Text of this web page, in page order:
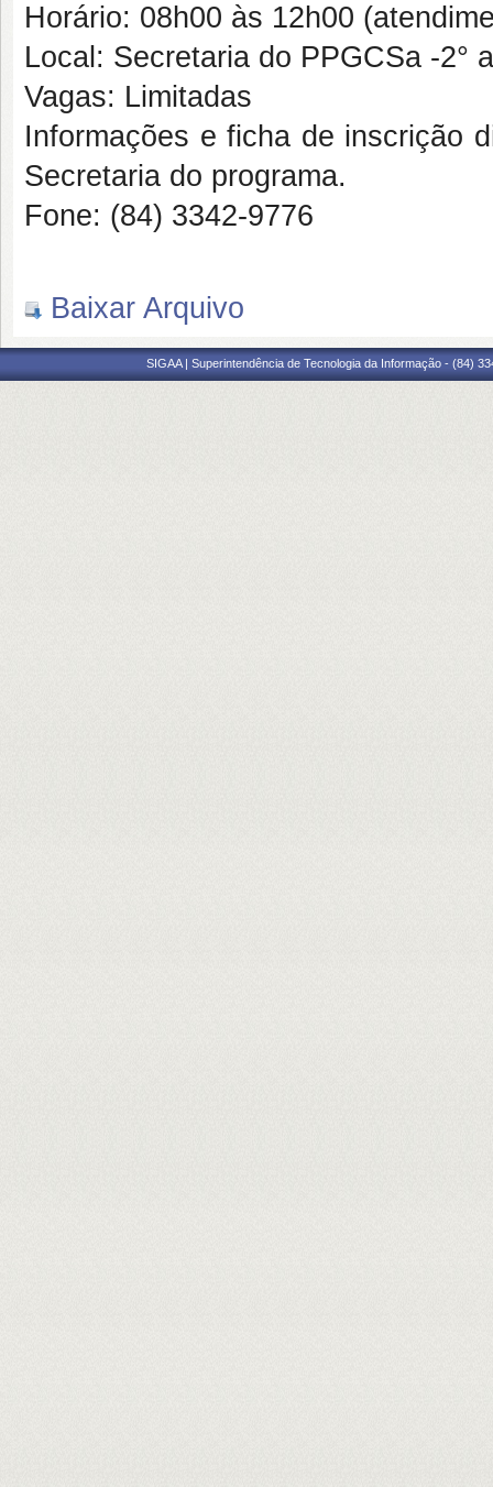
Horário: 08h00 às 12h00
Local: Secretaria do PPGCSa -2°
Vagas: Limitadas
Informações e ficha de inscrição
Secretaria do programa.
Fone: (84) 3342-9776
Baixar Arquivo
SIGAA | Superintendência de Tecnologia da Informação - (84)